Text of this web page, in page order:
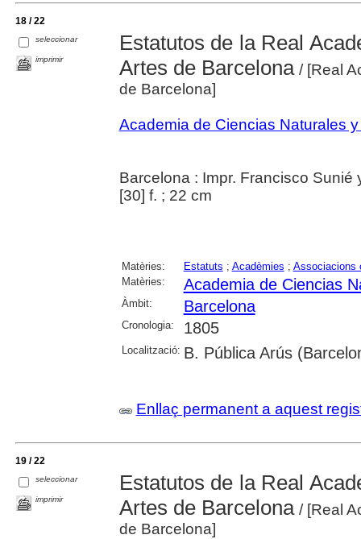
18 / 22
seleccionar
imprimir
Estatutos de la Real
Artes de Barcelona/ [Real
de Barcelona]
Academia de Ciencias Naturales
Barcelona : Impr. Francisco Sunié
[30] f. ; 22 cm
Matèries: Estatuts ; Acadèmies ; Associacions
Matèries:
Academia de Ciencias
Àmbit: Barcelona
Cronologia: 1805
Localització: B. Pública Arús
Enllaç permanent a aquest
19 / 22
seleccionar
imprimir
Estatutos de la Real
Artes de Barcelona/ [Real
de Barcelona]